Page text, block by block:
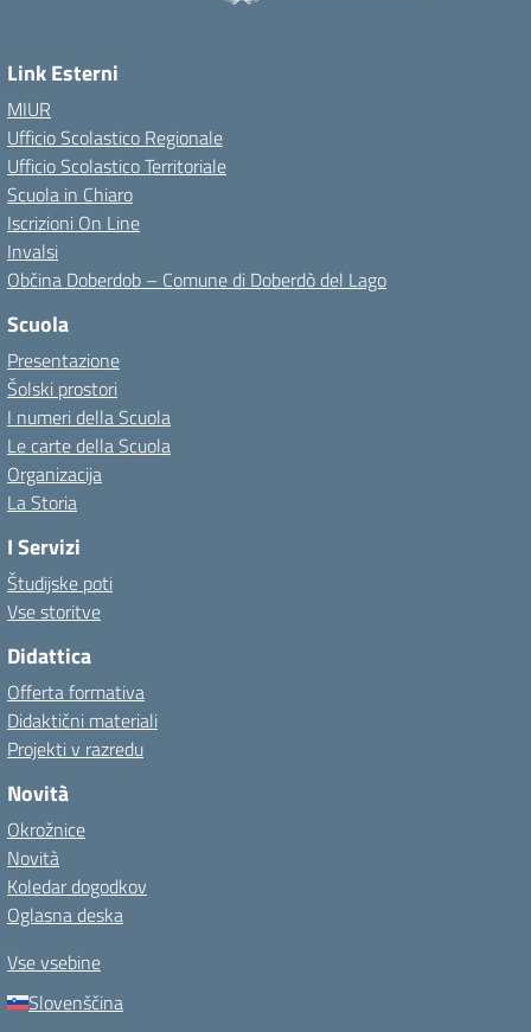
Link Esterni
MIUR
Ufficio Scolastico Regionale
Ufficio Scolastico Territoriale
Scuola in Chiaro
Iscrizioni On Line
Invalsi
Občina Doberdob – Comune di Doberdò del Lago
Scuola
Presentazione
Šolski prostori
I numeri della Scuola
Le carte della Scuola
Organizacija
La Storia
I Servizi
Študijske poti
Vse storitve
Didattica
Offerta formativa
Didaktični materiali
Projekti v razredu
Novità
Okrožnice
Novità
Koledar dogodkov
Oglasna deska
Vse vsebine
Slovenščina